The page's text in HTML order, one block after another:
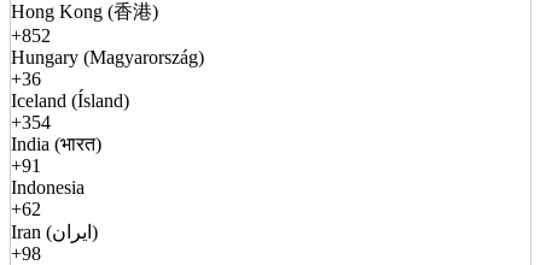
Hong Kong (香港)
+852
Hungary (Magyarország)
+36
Iceland (Ísland)
+354
India (भारत)
+91
Indonesia
+62
Iran (ایران)
+98